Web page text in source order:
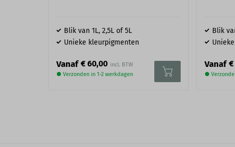
Blik van 1L, 2,5L of 5L
Unieke kleurpigmenten
Vanaf € 60,00
● Verzonden in 1-2 werkdagen
Blik
Vanaf
●